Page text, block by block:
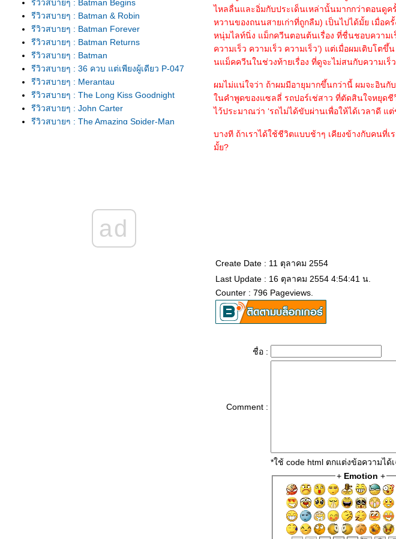
รีวิวสบายๆ : Batman Begins
รีวิวสบายๆ : Batman & Robin
รีวิวสบายๆ : Batman Forever
รีวิวสบายๆ : Batman Returns
รีวิวสบายๆ : Batman
รีวิวสบายๆ : 36 ควบ แต่เพียงผู้เดียว P-047
รีวิวสบายๆ : Merantau
รีวิวสบายๆ : The Long Kiss Goodnight
รีวิวสบายๆ : John Carter
รีวิวสบายๆ : The Amazing Spider-Man
รีวิวสบายๆ : The Cabin in the Woods
รีวิวสบายๆ : Special Forces
ad
ไหลลื่นและอิ่มกับประเด็นเหล่านั้นมากกว่าตอนดูค
หวานของถนนสายเก่าที่ถูกลืม) เป็นไปได้มั้ย เมื่อค
หนุ่มไลท์นิ่ง แม็กควีนตอนต้นเรื่อง ที่ชื่นชอบความ
ความเร็ว ความเร็ว ความเร็ว’) แต่เมื่อผมเติบโต
นแม็คควีนในช่วงท้ายเรื่อง ที่ดูจะไม่สนกับความเร็
ผมไม่แน่ใจว่า ถ้าผมมีอายุมากขึ้นกว่านี้ ผมจะอินกั
นคำพูดของแซลลี่ รถปอร์เช่สาว ที่ตัดสินใจหยุดชี
ไว้ประมาณว่า ‘รถไม่ได้ขับผ่านเพื่อให้ได้เวลาดี แ
บางที ถ้าเราได้ใช้ชีวิตแบบช้าๆ เคียงข้างกับคนที่เ
มั้ย?
Create Date : 11 ตุลาคม 2554
Last Update : 16 ตุลาคม 2554 4:54:41 น.
Counter : 796 Pageviews.
ชื่อ :
Comment :
*ใช้ code html ตกแต่งข้อความได้
+ Emotion +